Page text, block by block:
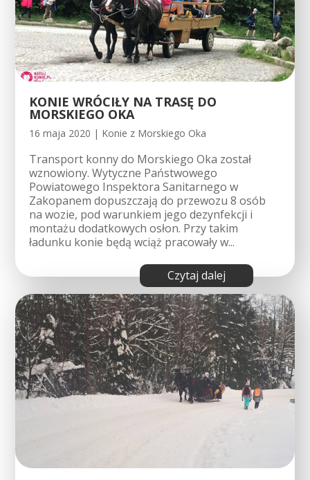
KONIE WRÓCIŁY NA TRASĘ DO
MORSKIEGO OKA
16 maja 2020 | Konie z Morskiego Oka
Transport konny do Morskiego Oka został
wznowiony. Wytyczne Państwowego
Powiatowego Inspektora Sanitarnego w
Zakopanem dopuszczają do przewozu 8 osób
na wozie, pod warunkiem jego dezynfekcji i
montażu dodatkowych osłon. Przy takim
ładunku konie będą wciąż pracowały w...
czytaj dalej